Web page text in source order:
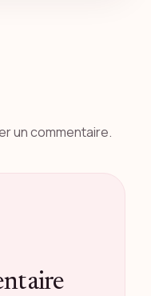
un commentaire.